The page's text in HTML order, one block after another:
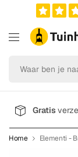
Gratis
Home Elementi -